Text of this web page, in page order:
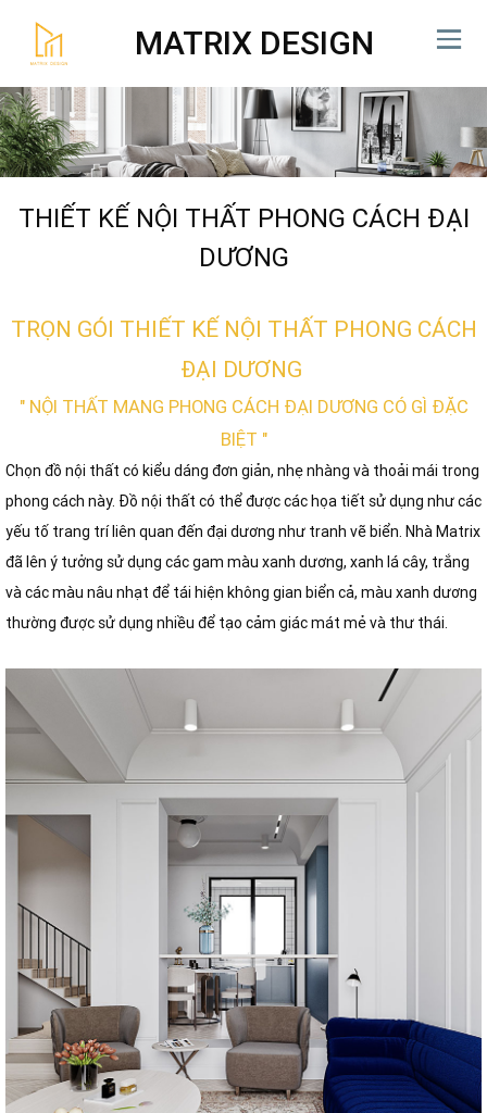
MATRIX DESIGN
THIẾT KẾ NỘI THẤT PHONG CÁCH ĐẠI
DƯƠNG
TRỌN GÓI THIẾT KẾ NỘI THẤT PHONG CÁCH
ĐẠI DƯƠNG
" NỘI THẤT MANG PHONG CÁCH ĐẠI DƯƠNG CÓ GÌ ĐẶC
BIỆT "
Chọn đồ nội thất có kiểu dáng đơn giản, nhẹ nhàng và thoải mái trong
phong cách này. Đồ nội thất có thể được các họa tiết sử dụng như các
yếu tố trang trí liên quan đến đại dương như tranh vẽ biển. Nhà Matrix
đã lên ý tưởng sử dụng các gam màu xanh dương, xanh lá cây, trắng
và các màu nâu nhạt để tái hiện không gian biển cả, màu xanh dương
thường được sử dụng nhiều để tạo cảm giác mát mẻ và thư thái.